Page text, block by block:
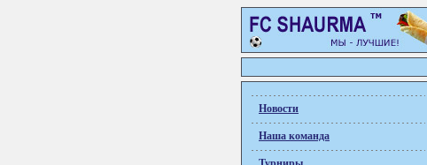
Новости
Наша команда